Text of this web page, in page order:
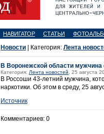
НАВИГАТОР СТАТЬИ
Новости | Категория: Лента
В Воронежской области
Категория: Лента новостей , 25 августа
В Россоши 43-летний мужчина,
наркотики. Об этом в среду, 25
Источник
Комментариев: 0